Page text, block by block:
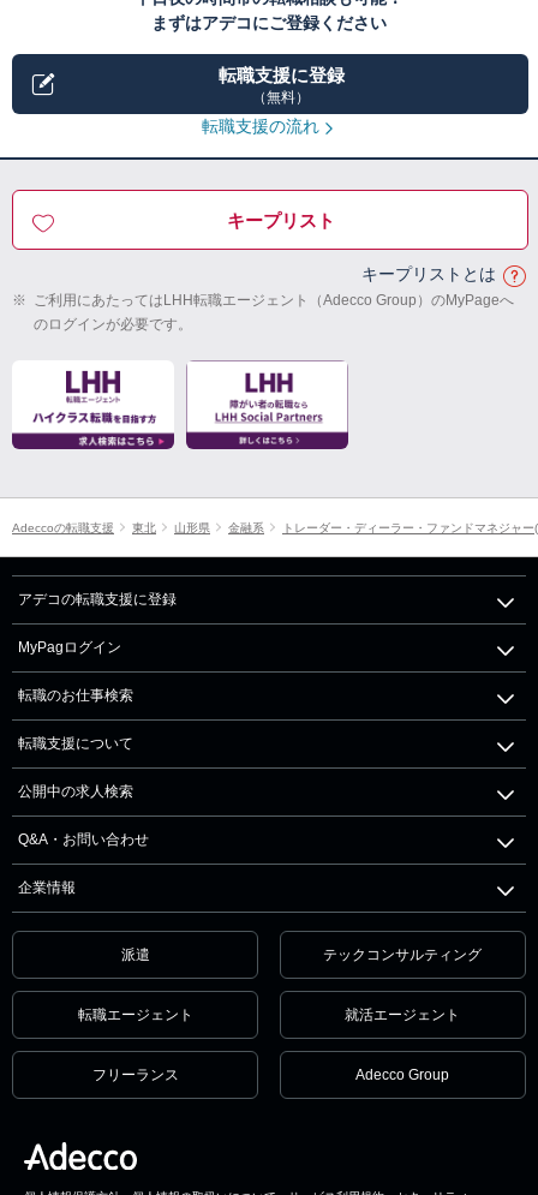
まずはアデコにご登録ください
転職支援に登録
（無料）
転職支援の流れ
キープリスト
キープリストとは
※ ご利用にあたってはLHH転職エージェント（Adecco Group）のMyPageへ
のログインが必要です。
Adeccoの転職支援 東北 山形県 金融系 トレーダー・ディーラー・ファンドマネジャー
アデコの転職支援に登録
MyPagログイン
転職のお仕事検索
転職支援について
公開中の求人検索
Q&A・お問い合わせ
企業情報
派遣 テックコンサルティング
転職エージェント 就活エージェント
フリーランス Adecco Group